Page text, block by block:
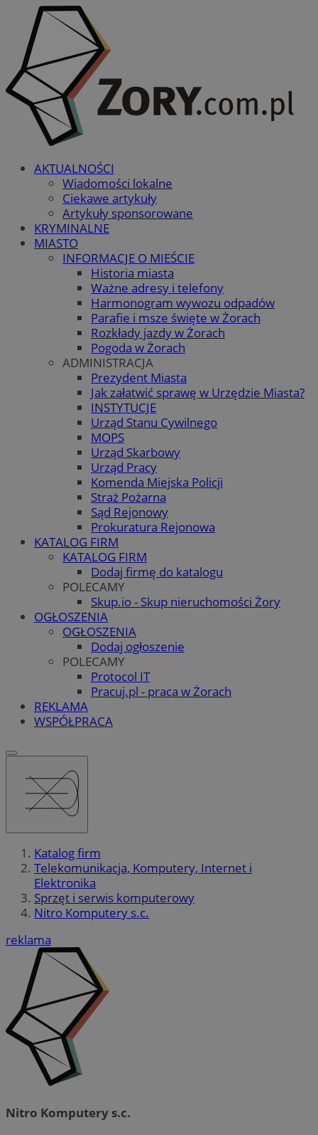
AKTUALNOŚCI
Wiadomości lokalne
Ciekawe artykuły
Artykuły sponsorowane
KRYMINALNE
MIASTO
INFORMACJE O MIEŚCIE
Historia miasta
Ważne adresy i telefony
Harmonogram wywozu odpadów
Parafie i msze święte w Żorach
Rozkłady jazdy w Żorach
Pogoda w Żorach
ADMINISTRACJA
Prezydent Miasta
Jak załatwić sprawę w Urzędzie Miasta?
INSTYTUCJE
Urząd Stanu Cywilnego
MOPS
Urząd Skarbowy
Urząd Pracy
Komenda Miejska Policji
Straż Pożarna
Sąd Rejonowy
Prokuratura Rejonowa
KATALOG FIRM
KATALOG FIRM
Dodaj firmę do katalogu
POLECAMY
Skup.io - Skup nieruchomości Żory
OGŁOSZENIA
OGŁOSZENIA
Dodaj ogłoszenie
POLECAMY
Protocol IT
Pracuj.pl - praca w Żorach
REKLAMA
WSPÓŁPRACA
Katalog firm
Telekomunikacja, Komputery, Internet i
Elektronika
Sprzęt i serwis komputerowy
Nitro Komputery s.c.
reklama
Nitro Komputery s.c.